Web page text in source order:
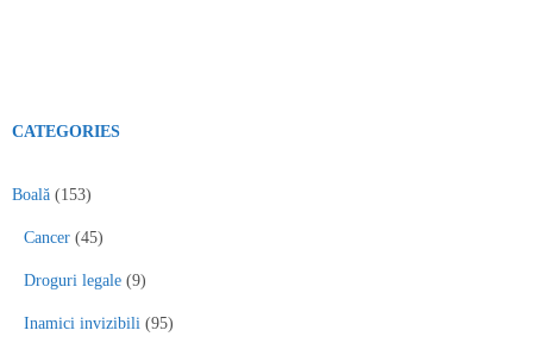
CATEGORIES
Boală (153)
Cancer (45)
Droguri legale (9)
Inamici invizibili (95)